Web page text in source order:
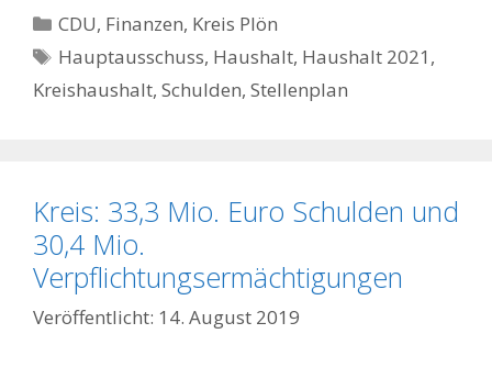
Kategorien
CDU, Finanzen, Kreis Plön
Schlagwörter
Hauptausschuss, Haushalt, Haushalt 2021 ,
Kreishaushalt, Schulden, Stellenplan
Kreis: 33,3 Mio. Euro Schulden und
30,4 Mio.
Verpflichtungsermächtigungen
14. August 2019